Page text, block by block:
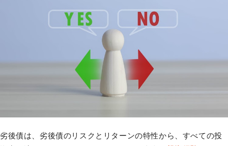
劣後債は、劣後債のリスクとリターンの特性から、すべての投